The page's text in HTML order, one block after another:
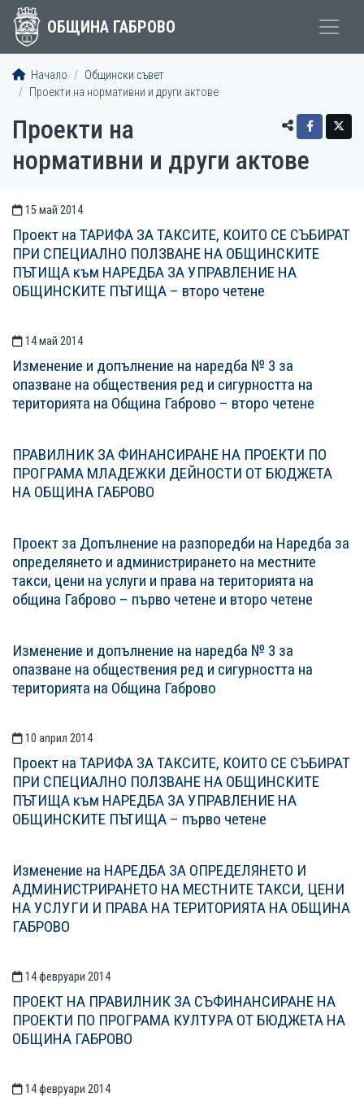
ОБЩИНА ГАБРОВО
Начало
Общински съвет
Проекти на нормативни и други актове
Проекти на
нормативни и други актове
СТАТИИСТАТИИ
15 май 2014
Проект на ТАРИФА ЗА ТАКСИТЕ, КОИТО СЕ СЪБИРАТ
ПРИ СПЕЦИАЛНО ПОЛЗВАНЕ НА ОБЩИНСКИТЕ
ПЪТИЩА към НАРЕДБА ЗА УПРАВЛЕНИЕ НА
ОБЩИНСКИТE ПЪТИЩА – второ четене
14 май 2014
Изменение и допълнение на наредба № 3 за
опазване на обществения ред и сигурността на
територията на Община Габрово – второ четене
ПРАВИЛНИК ЗА ФИНАНСИРАНЕ НА ПРОЕКТИ ПО
ПРОГРАМА МЛАДЕЖКИ ДЕЙНОСТИ ОТ БЮДЖЕТА
НА ОБЩИНА ГАБРОВО
Проект за Допълнение на разпоредби на Наредба за
определянето и администрирането на местните
такси, цени на услуги и права на територията на
община Габрово – първо четене и второ четене
Изменение и допълнение на наредба № 3 за
опазване на обществения ред и сигурността на
територията на Община Габрово
10 април 2014
Проект на ТАРИФА ЗА ТАКСИТЕ, КОИТО СЕ СЪБИРАТ
ПРИ СПЕЦИАЛНО ПОЛЗВАНЕ НА ОБЩИНСКИТЕ
ПЪТИЩА към НАРЕДБА ЗА УПРАВЛЕНИЕ НА
ОБЩИНСКИТE ПЪТИЩА – първо четене
Изменение на НАРЕДБА ЗА ОПРЕДЕЛЯНЕТО И
АДМИНИСТРИРАНЕТО НА МЕСТНИТЕ ТАКСИ, ЦЕНИ
НА УСЛУГИ И ПРАВА НА ТЕРИТОРИЯТА НА ОБЩИНА
ГАБРОВО
14 февруари 2014
ПРОЕКТ НА ПРАВИЛНИК ЗА СЪФИНАНСИРАНЕ НА
ПРОЕКТИ ПО ПРОГРАМА КУЛТУРА ОТ БЮДЖЕТА НА
ОБЩИНА ГАБРОВО
14 февруари 2014